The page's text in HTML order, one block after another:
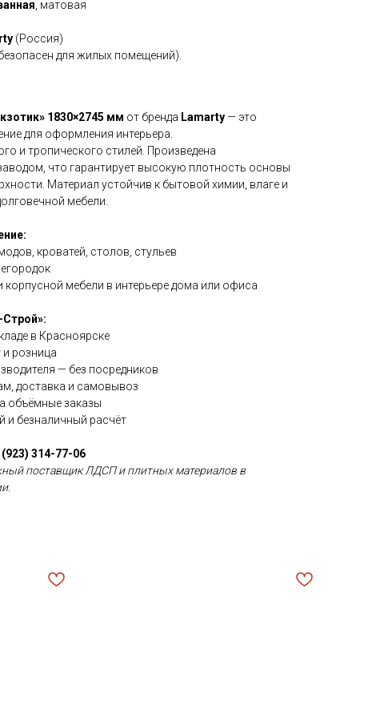
, матовая
(Россия)
для жилых помещений).
1830×2745 мм от бренда Lamarty— это
для оформления интерьера.
и тропического стилей. Произведена
что гарантирует высокую плотность основы
Материал устойчив к бытовой химии, влаге и
мебели.
кроватей, столов, стульев
корпусной мебели в интерьере дома или офиса
в Красноярске
розница
— без посредников
доставка и самовывоз
объёмные заказы
и безналичный расчёт
(923) 314-77-06
поставщик ЛДСП и плитных материалов в